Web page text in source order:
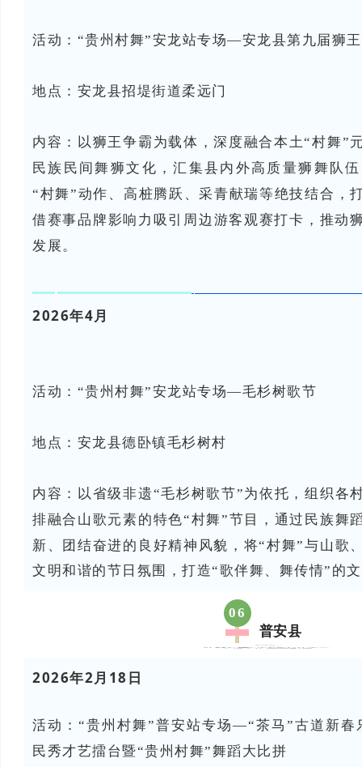
活动： “贵州村舞”安龙站专场—安龙县第九届狮
地点：安龙县招堤街道柔远门
内容： 以狮王争霸为载体，深度融合本土“村舞”
民族民间舞狮文化，汇集县内外高质量狮舞队
“村舞”动作、高桩腾跃、采青献瑞等绝技结合，
借赛事品牌影响力吸引周边游客观赛打卡，推动
发展。
2026年4月
活动：“贵州村舞”安龙站专场—毛杉树歌节
地点：安龙县德卧镇毛杉树村
内容： 以省级非遗“毛杉树歌节”为依托，组织各
排融合山歌元素的特色“村舞”节目，通过民族舞
新、团结奋进的良好精神风貌，将“村舞”与山歌
文明和谐的节日氛围，打造“歌伴舞、舞传情”的
06
普安县
2026年2月18日
活动：“贵州村舞”普安站专场—“茶马”古道新春
民秀才艺擂台暨“贵州村舞”舞蹈大比拼